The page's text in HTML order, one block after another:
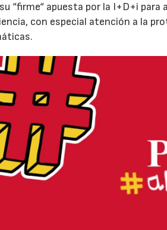
“firme“ apuesta por la I+D+i
con especial atención a la